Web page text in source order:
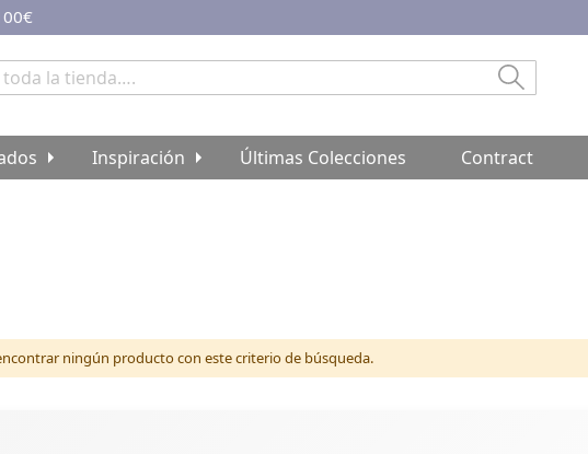
Inspiración Últimas Colecciones Contract
ningún producto con este criterio de búsqueda.